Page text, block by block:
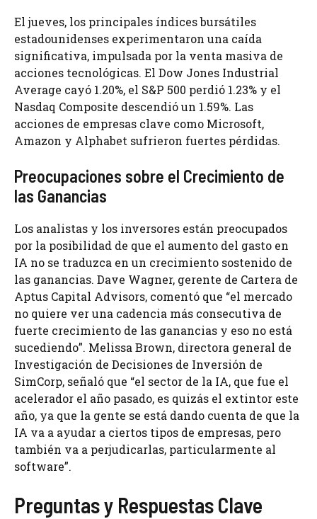
El jueves, los principales índices bursátiles
estadounidenses experimentaron una caída
significativa, impulsada por la venta masiva de
acciones tecnológicas. El Dow Jones Industrial
Average cayó 1.20%, el S&P 500 perdió 1.23% y el
Nasdaq Composite descendió un 1.59%. Las
acciones de empresas clave como Microsoft,
Amazon y Alphabet sufrieron fuertes pérdidas.
Preocupaciones sobre el Crecimiento de
las Ganancias
Los analistas y los inversores están preocupados
por la posibilidad de que el aumento del gasto en
IA no se traduzca en un crecimiento sostenido de
las ganancias. Dave Wagner, gerente de Cartera de
Aptus Capital Advisors, comentó que “el mercado
no quiere ver una cadencia más consecutiva de
fuerte crecimiento de las ganancias y eso no está
sucediendo”. Melissa Brown, directora general de
Investigación de Decisiones de Inversión de
SimCorp, señaló que “el sector de la IA, que fue el
acelerador el año pasado, es quizás el extintor este
año, ya que la gente se está dando cuenta de que la
IA va a ayudar a ciertos tipos de empresas, pero
también va a perjudicarlas, particularmente al
software”.
Preguntas y Respuestas Clave